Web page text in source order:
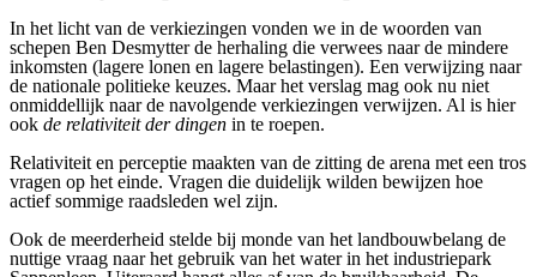
In het licht van de verkiezingen vonden we in de woorden van
schepen Ben Desmytter de herhaling die verwees naar de mindere
inkomsten (lagere lonen en lagere belastingen). Een verwijzing naar
de nationale politieke keuzes. Maar het verslag mag ook nu niet
onmiddellijk naar de navolgende verkiezingen verwijzen. Al is hier
ook de relativiteit der dingen in te roepen.
Relativiteit en perceptie maakten van de zitting de arena met een tros
vragen op het einde. Vragen die duidelijk wilden bewijzen hoe
actief sommige raadsleden wel zijn.
Ook de meerderheid stelde bij monde van het landbouwbelang de
nuttige vraag naar het gebruik van het water in het industriepark